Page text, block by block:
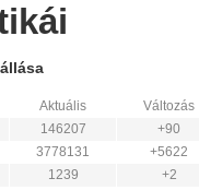
Aktuális Változás
146207 +90
3778131 +5622
1239 +2